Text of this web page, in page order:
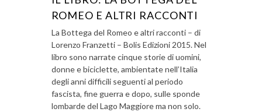
ROMEO E ALTRI RACCONTI
La Bottega del Romeo e altri racconti – di
Lorenzo Franzetti – Bolis Edizioni 2015. Nel
libro sono narrate cinque storie di uomini,
donne e biciclette, ambientate nell’Italia
degli anni difficili seguenti al periodo
fascista, fine guerra e dopo, sulle sponde
lombarde del Lago Maggiore ma non solo.